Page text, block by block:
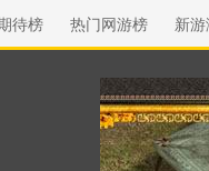
待榜 热门网游榜 新